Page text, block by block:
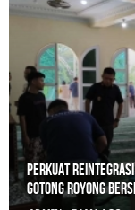
Perkuat
Gotong Royong